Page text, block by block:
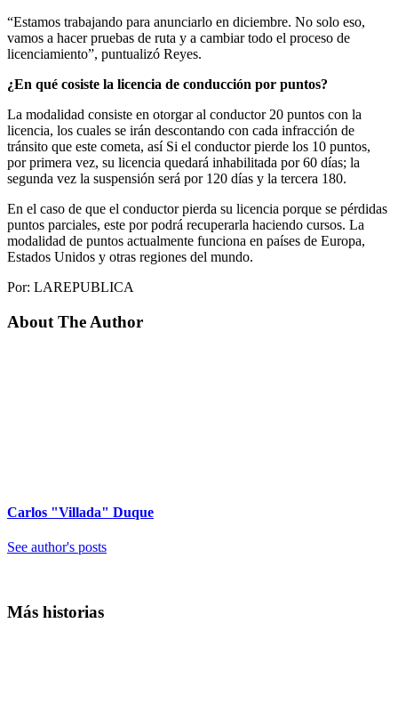
“Estamos trabajando para anunciarlo en diciembre. No solo eso,
vamos a hacer pruebas de ruta y a cambiar todo el proceso de
licenciamiento”, puntualizó Reyes.
¿En qué cosiste la licencia de conducción por puntos?
La modalidad consiste en otorgar al conductor 20 puntos con la
licencia, los cuales se irán descontando con cada infracción de
tránsito que este cometa, así Si el conductor pierde los 10 puntos,
por primera vez, su licencia quedará inhabilitada por 60 días; la
segunda vez la suspensión será por 120 días y la tercera 180.
En el caso de que el conductor pierda su licencia porque se pérdidas
puntos parciales, este por podrá recuperarla haciendo cursos. La
modalidad de puntos actualmente funciona en países de Europa,
Estados Unidos y otras regiones del mundo.
Por: LAREPUBLICA
About The Author
Carlos "Villada" Duque
See author's posts
Más historias